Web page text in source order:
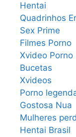
Hentai
Quadrinhos
Sex Prime
Filmes Porno
Xvideo Porno
Bucetas
Xvideos
Porno
Gostosa Nua
Mulheres
Hentai Brasil